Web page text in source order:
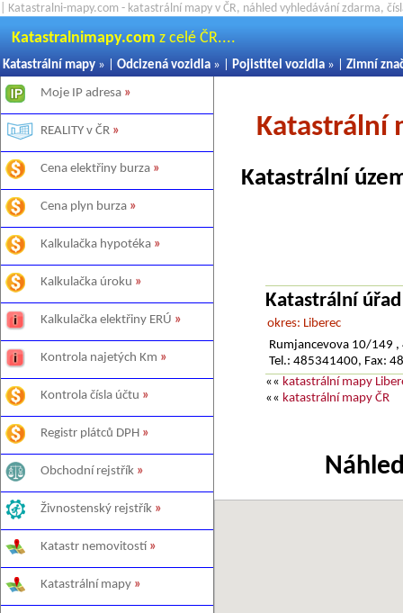
| Katastralni-mapy.com - katastrální mapy v ČR, náhled vyhledávání zdarma,
Katastralnimapy.com z celé ČR....
Katastrální mapy » | Odcizená vozidla » | Pojistitel vozidla » | Zimní
Moje IP adresa »
REALITY v ČR »
Cena elektřiny burza »
Cena plyn burza »
Kalkulačka hypotéka »
Kalkulačka úroku »
Kalkulačka elektřiny ERÚ »
Kontrola najetých Km »
Kontrola čísla účtu »
Registr plátců DPH »
Obchodní rejstřík »
Živnostenský rejstřík »
Katastr nemovitostí »
Katastrální mapy »
Katastrální
Katastrální
Katastrální
okres: Liberec
Rumjancevova 10/149 ,
Tel.: 485341400, Fax:
«« katastrální mapy
«« katastrální mapy ČR